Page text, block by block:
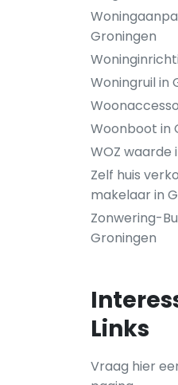
Groningen
Woningruil in
Woonboot in
WOZ waarde
Zelf huis
makelaar in
Zonwering-
Groningen
Links
Vraag hier